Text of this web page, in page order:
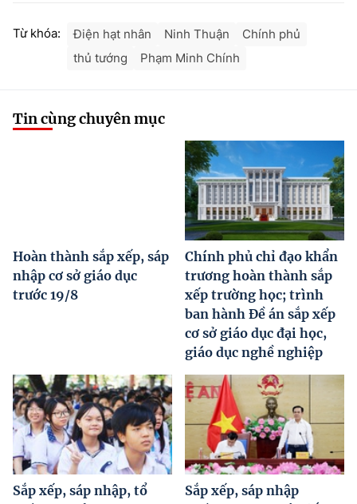
Từ khóa: Điện hạt nhân Ninh Thuận
Chính phủ
thủ tướng
Phạm Minh Chính
Tin cùng chuyên mục
Hoàn thành sắp xếp, sáp
nhập cơ sở giáo dục
trước 19/8
Chính phủ chỉ đạo khẩn
trương hoàn thành sắp
xếp trường học; trình
ban hành Đề án sắp xếp
cơ sở giáo dục đại học,
giáo dục nghề nghiệp
Sắp xếp, sáp nhập, tổ
Sắp xếp, sáp nhập